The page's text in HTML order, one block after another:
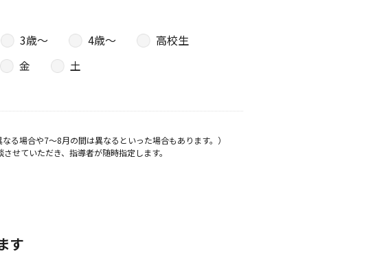
3歳〜 4歳〜
高校生
金
土
場合や7～8月の間は異なるといった場合もあります。）
せていただき、指導者が随時指定します。
す